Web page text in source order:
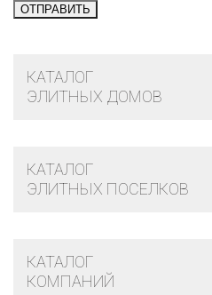
КАТАЛОГ
ЭЛИТНЫХ ДОМОВ
КАТАЛОГ
ЭЛИТНЫХ ПОСЕЛКОВ
КАТАЛОГ
КОМПАНИЙ